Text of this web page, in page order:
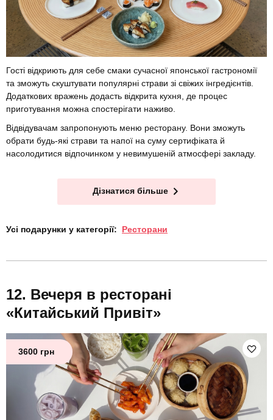
Гості відкриють для себе смаки сучасної японської гастрономії
та зможуть скуштувати популярні страви зі свіжих інгредієнтів.
Додаткових вражень додасть відкрита кухня, де процес
приготування можна спостерігати наживо.
Відвідувачам запропонують меню ресторану. Вони зможуть
обрати будь-які страви та напої на суму сертифіката й
насолодитися відпочинком у невимушеній атмосфері закладу.
Дізнатися більше
Усі подарунки у категорії: Ресторани
Вечеря в ресторані
«Китайський Привіт»
3600 грн